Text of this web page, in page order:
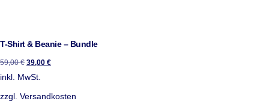
T-Shirt & Beanie – Bundle
59,00€ 39,00 €
inkl. MwSt.
zzgl. Versandkosten